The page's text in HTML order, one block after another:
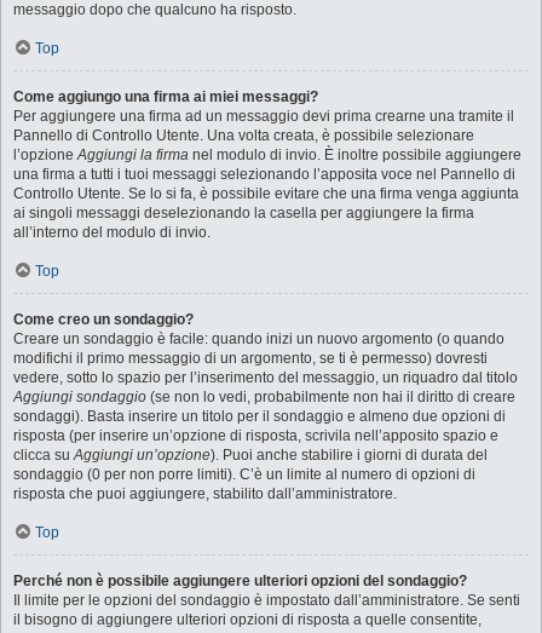
messaggio dopo che qualcuno ha risposto.
Top
Come aggiungo una firma ai miei messaggi?
Per aggiungere una firma ad un messaggio devi prima crearne una tramite il
Pannello di Controllo Utente. Una volta creata, è possibile selezionare
l’opzioneAggiungi la firma nel modulo di invio. È inoltre possibile aggiungere
una firma a tutti i tuoi messaggi selezionando l’apposita voce nel Pannello di
Controllo Utente. Se lo si fa, è possibile evitare che una firma venga aggiunta
ai singoli messaggi deselezionando la casella per aggiungere la firma
all’interno del modulo di invio.
Top
Come creo un sondaggio?
Creare un sondaggio è facile: quando inizi un nuovo argomento (o quando
modifichi il primo messaggio di un argomento, se ti è permesso) dovresti
vedere, sotto lo spazio per l’inserimento del messaggio, un riquadro dal titolo
Aggiungi sondaggio (se non lo vedi, probabilmente non hai il diritto di creare
sondaggi). Basta inserire un titolo per il sondaggio e almeno due opzioni di
risposta (per inserire un’opzione di risposta, scrivila nell’apposito spazio e
clicca suAggiungi un’opzione). Puoi anche stabilire i giorni di durata del
sondaggio (0 per non porre limiti). C’è un limite al numero di opzioni di
risposta che puoi aggiungere, stabilito dall’amministratore.
Top
Perché non è possibile aggiungere ulteriori opzioni del sondaggio?
Il limite per le opzioni del sondaggio è impostato dall’amministratore. Se senti
il bisogno di aggiungere ulteriori opzioni di risposta a quelle consentite,